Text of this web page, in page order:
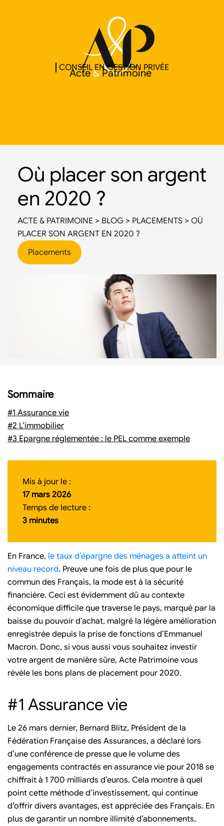
Acte&Patrimoine
CONSEIL EN GESTION PRIVÉE
Où placer son argent
en 2020 ?
ACTE & PATRIMOINE > BLOG > PLACEMENTS > OÙ
PLACER SON ARGENT EN 2020 ?
Placements
Mis à jour le :
17 mars 2026
Temps de lecture :
3 minutes
En France, le taux d’épargne des ménages a atteint un
niveau record. Preuve une fois de plus que pour le
commun des Français, la mode est à la sécurité
financière. Ceci est évidemment dû au contexte
économique difficile que traverse le pays, marqué par la
baisse du pouvoir d’achat, malgré la légère amélioration
enregistrée depuis la prise de fonctions d’Emmanuel
Macron. Donc, si vous aussi vous souhaitez investir
votre argent de manière sûre, Acte Patrimoine vous
révèle les bons plans de placement pour 2020.
#1 Assurance vie
Le 26 mars dernier, Bernard Blitz, Président de la
Fédération Française des Assurances, a déclaré lors
d’une conférence de presse que le volume des
engagements contractés en assurance vie pour 2018 se
chiffrait à 1 700 milliards d’euros. Cela montre à quel
point cette méthode d’investissement, qui continue
d’offrir divers avantages, est appréciée des Français. En
plus de garantir un nombre illimité d’abonnements,
Sommaire
#1 Assurance vie
#2 L’immobilier
#3 Epargne réglementée : le PEL comme exemple